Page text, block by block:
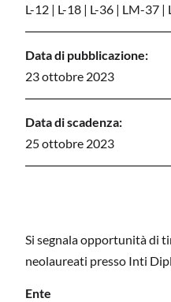
L-12 | L-18 | L-36 | LM-37 |
Data di pubblicazione:
23 ottobre 2023
Data di scadenza:
25 ottobre 2023
Si segnala opportunità di
neolaureati presso Inti
Ente